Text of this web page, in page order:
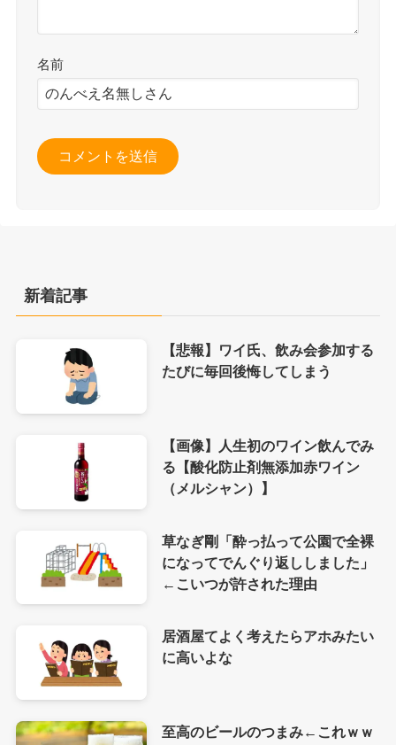
名前
新着記事
【悲報】ワイ氏、飲み会参加する
たびに毎回後悔してしまう
【画像】人生初のワイン飲んでみ
る【酸化防止剤無添加赤ワイン
（メルシャン）】
草なぎ剛「酔っ払って公園で全裸
になってでんぐり返ししました」
←こいつが許された理由
居酒屋てよく考えたらアホみたい
に高いよな
至高のビールのつまみ←これｗｗ